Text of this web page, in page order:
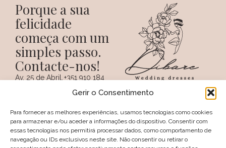
Gerir o Consentimento
Para fornecer as melhores experiências, usamos tecnologias como cookies
para armazenar e/ou aceder a informações do dispositivo. Consentir com
essas tecnologias nos permitirá processar dados, como comportamento de
navegação ou IDs exclusivos neste site. Não consentir ou retirar o
Porque a sua
felicidade
começa com um
simples passo.
Contacte-nos!
Av. 25 de Abril,
PORTUGAL
+351 910 184
(Chamada para a
nacional)
+351 274 094
(Chamada para a
rede fixa nacional)
SOCIAIS